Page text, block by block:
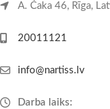
A. Čaka 46, Rīga,
20011121
info@nartiss.lv
Darba laiks: